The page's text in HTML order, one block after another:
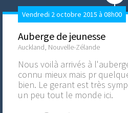
Vendredi 2 octobre 2015 à 08h00
Auberge de jeunesse
Auckland, Nouvelle-Zélande
Nous voilà arrivés à
connu mieux mais pr
bien. Le gerant est très
un peu tout le monde ici.